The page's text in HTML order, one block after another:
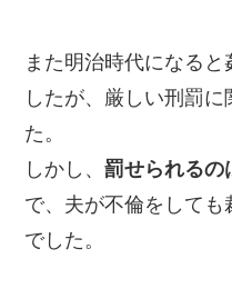
また明治時代になる
したが、厳しい刑罰
た。
しかし、罰せられるの
で、夫が不倫をして
でした。